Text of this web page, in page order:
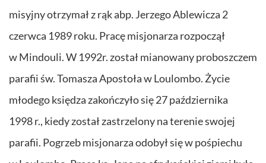
misyjny otrzymał z rąk abp. Jerzego Ablewicza 2
czerwca 1989 roku. Pracę misjonarza rozpoczął
w Mindouli. W 1992r. został mianowany proboszczem
parafii św. Tomasza Apostoła w Loulombo. Życie
młodego księdza zakończyło się 27 października
1998 r., kiedy został zastrzelony na terenie swojej
parafii. Pogrzeb misjonarza odobył się w pośpiechu